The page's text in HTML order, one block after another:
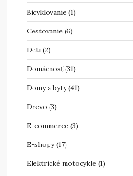
Bicyklovanie (1)
Cestovanie (6)
Deti (2)
Domácnosť(31)
Domy a byty(41)
Drevo (3)
E-commerce (3)
E-shopy(17)
Elektrické motocykle (1)